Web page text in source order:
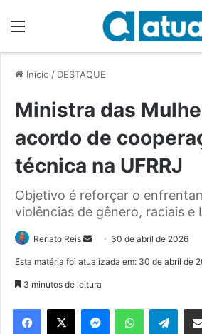
Início / DESTAQUE
Ministra das
acordo de
técnica na UFRRJ
Objetivo é reforçar o
violências de gênero, raciais e
Renato Reis
d
e
u
30 de abril de 2026
Esta matéria foi atualizada em: 30 de abril de
3 minutos de leitura
Telegram